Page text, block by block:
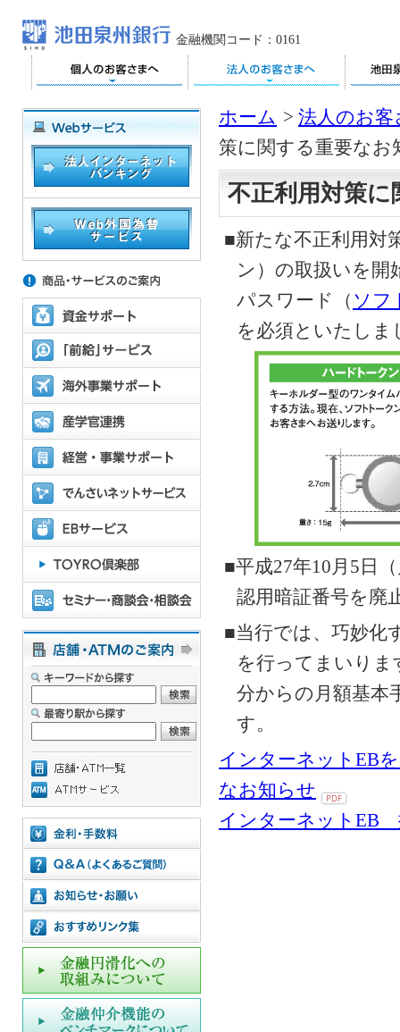
金融機関コード：0161
ホーム > 法人のお客
策に関する重要なお
不正利用対策
■新たな不正利用対
ン）の取扱いを開
パスワード（ ソフ
を必須といたしま
■平成27年10月5日
認用暗証番号を廃
■当行では、巧妙化
を行ってまいりま
分からの月額基本
す。
インターネットEB
なお知らせ
インターネットEB